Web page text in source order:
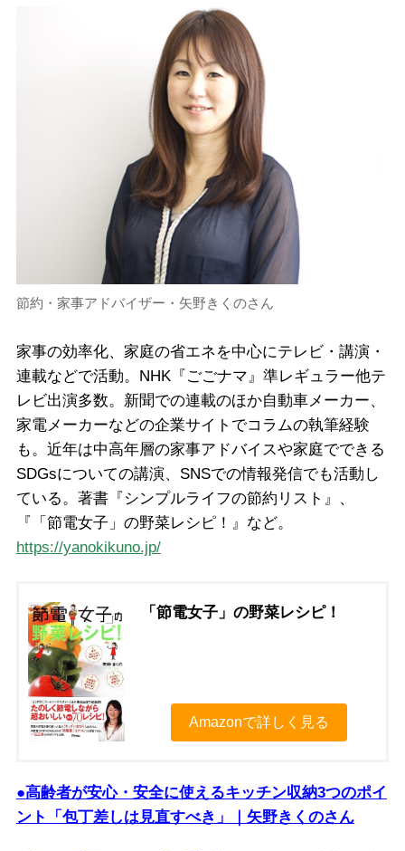
節約・家事アドバイザー・矢野きくのさん
家事の効率化、家庭の省エネを中心にテレビ・講演・
連載などで活動。NHK『ごごナマ』準レギュラー他テ
レビ出演多数。新聞での連載のほか自動車メーカー、
家電メーカーなどの企業サイトでコラムの執筆経験
も。近年は中高年層の家事アドバイスや家庭でできる
SDGsについての講演、SNSでの情報発信でも活動し
ている。著書『シンプルライフの節約リスト』、
『「節電女子」の野菜レシピ！』など。
https://yanokikuno.jp/
「節電女子」の野菜レシピ！
Amazonで詳しく見る
●高齢者が安心・安全に使えるキッチン収納3つのポイ
ント「包丁差しは見直すべき」｜矢野きくのさん